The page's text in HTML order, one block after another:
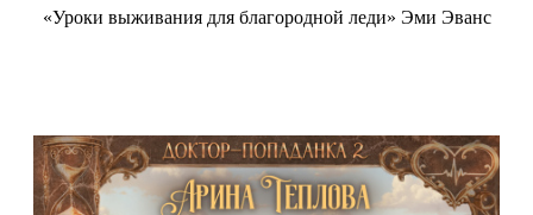
«Уроки выживания для благородной леди» Эми Эванс